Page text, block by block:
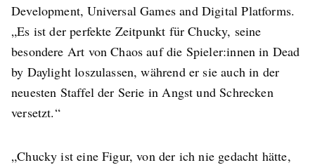
Development, Universal Games and Digital Platforms.
„Es ist der perfekte Zeitpunkt für Chucky, seine
besondere Art von Chaos auf die Spieler:innen in Dead
by Daylight loszulassen, während er sie auch in der
neuesten Staffel der Serie in Angst und Schrecken
versetzt.“
„Chucky ist eine Figur, von der ich nie gedacht hätte,